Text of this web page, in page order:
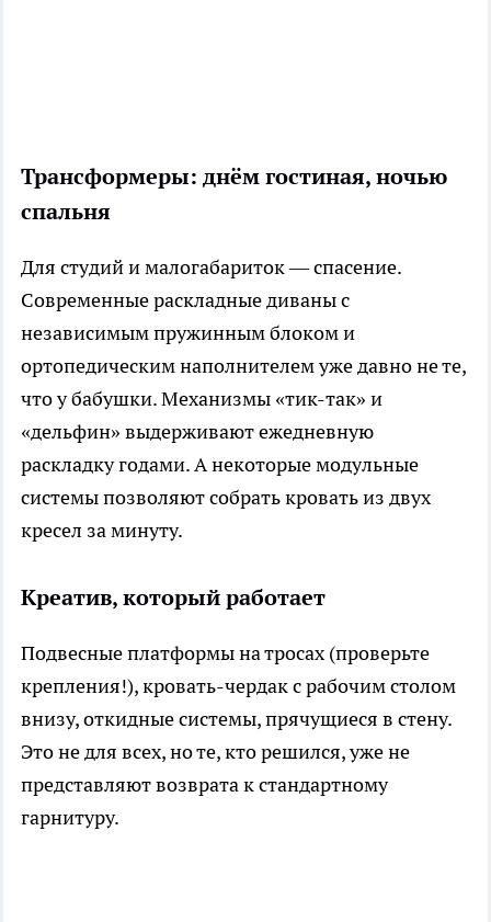
Трансформеры: днём гостиная, ночью
спальня
Для студий и малогабариток — спасение.
Современные раскладные диваны с
независимым пружинным блоком и
ортопедическим наполнителем уже давно не те,
что у бабушки. Механизмы «тик-так» и
«дельфин» выдерживают ежедневную
раскладку годами. А некоторые модульные
системы позволяют собрать кровать из двух
кресел за минуту.
Креатив, который работает
Подвесные платформы на тросах (проверьте
крепления!), кровать-чердак с рабочим столом
внизу, откидные системы, прячущиеся в стену.
Это не для всех, но те, кто решился, уже не
представляют возврата к стандартному
гарнитуру.